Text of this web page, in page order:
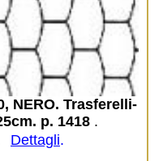
NERO. Trasferelli-
p. 1418 .
Dettagli.